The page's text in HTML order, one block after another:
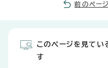
前のペー
このページを見てい
す